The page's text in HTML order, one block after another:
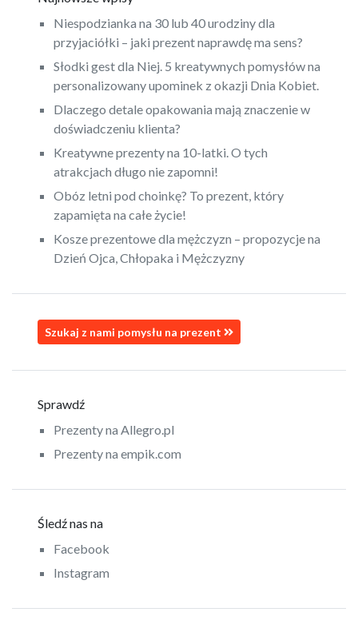
Niespodzianka na 30 lub 40 urodziny dla
przyjaciółki – jaki prezent naprawdę ma sens?
Słodki gest dla Niej. 5 kreatywnych pomysłów na
personalizowany upominek z okazji Dnia Kobiet.
Dlaczego detale opakowania mają znaczenie w
doświadczeniu klienta?
Kreatywne prezenty na 10-latki. O tych
atrakcjach długo nie zapomni!
Obóz letni pod choinkę? To prezent, który
zapamięta na całe życie!
Kosze prezentowe dla mężczyzn – propozycje na
Dzień Ojca, Chłopaka i Mężczyzny
Szukaj z nami pomysłu na prezent
Sprawdź
Prezenty na Allegro.pl
Prezenty na empik.com
Śledź nas na
Facebook
Instagram